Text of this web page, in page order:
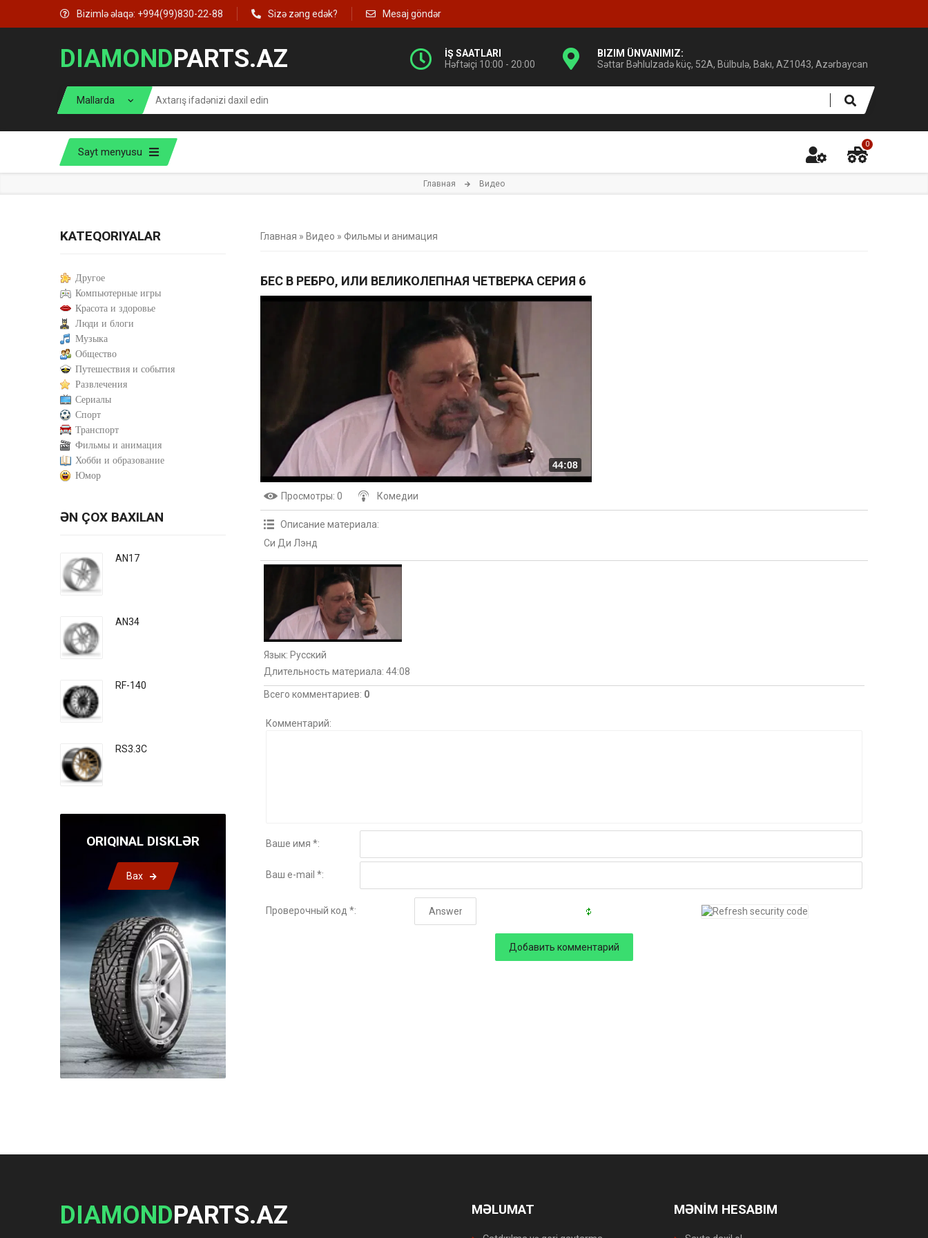
Bizimlə əlaqə: +994(99)830-22-88 Sizə zəng edək? Mesaj göndər
DIAMONDPARTS.AZ
İŞ SAATLARI
Həftəiçi 10:00 - 20:00
BIZIM ÜNVANIMIZ:
Səttar Bəhlulzadə küç, 52A, Bülbulə, Bakı, AZ1043, Azərbaycan
Sayt menyusu
0
Главная Видео
Главная » Видео » Фильмы и анимация
БЕС В РЕБРО, ИЛИ ВЕЛИКОЛЕПНАЯ ЧЕТВЕРКА СЕРИЯ 6
44:08
Просмотры: 0 Комедии
Описание материала:
Си Ди Лэнд
Язык: Русский
Длительность материала: 44:08
Всего комментариев: 0
Комментарий:
Ваше имя *:
Ваш e-mail *:
Проверочный код *:
KATEQORIYALAR
Другое
Компьютерные игры
Красота и здоровье
Люди и блоги
Музыка
Общество
Путешествия и события
Развлечения
Сериалы
Спорт
Транспорт
Фильмы и анимация
Хобби и образование
Юмор
ƏN ÇOX BAXILAN
AN17
AN34
RF-140
RS3.3C
ORIQINAL DISKLƏR
Bax
DIAMONDPARTS.AZ MƏLUMAT MƏNİM HESABIM